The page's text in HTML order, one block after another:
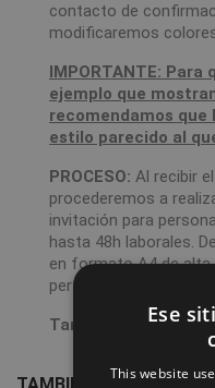
contacto de
modificaremos
IMPORTANTE:
ejemplo que
recomendamos que
estilo parecido al
PROCESO: Al recibir
procederemos a
invitación para
hasta 48h laborales.
en formato A4 de alta
perfil.
Tamaño invitación:
Ese
This website